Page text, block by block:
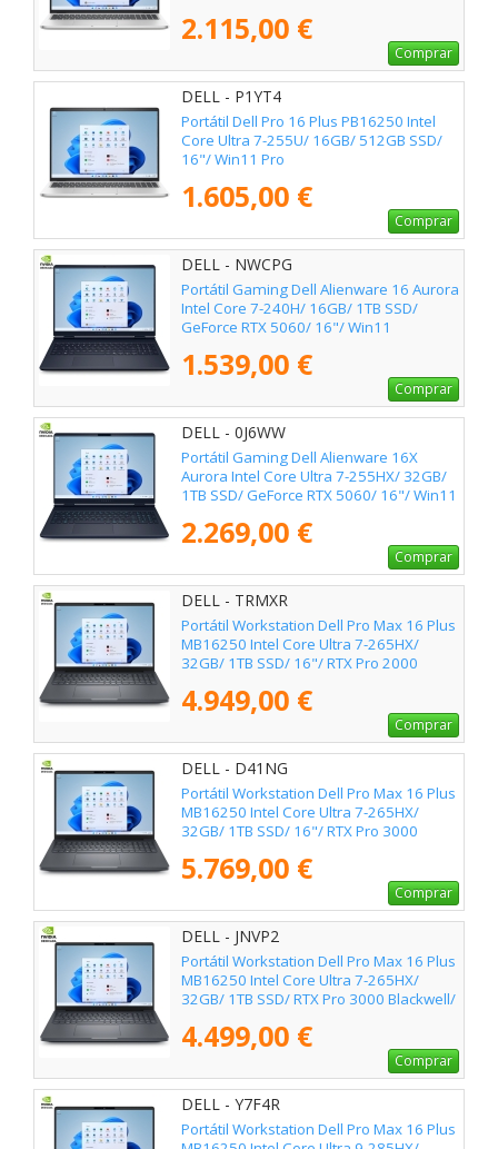
2.115,00 €
Comprar
DELL - P1YT4
Portátil Dell Pro 16 Plus PB16250 Intel
Core Ultra 7-255U/ 16GB/ 512GB SSD/
16"/ Win11 Pro
1.605,00 €
Comprar
DELL - NWCPG
Portátil Gaming Dell Alienware 16 Aurora
Intel Core 7-240H/ 16GB/ 1TB SSD/
GeForce RTX 5060/ 16"/ Win11
1.539,00 €
Comprar
DELL - 0J6WW
Portátil Gaming Dell Alienware 16X
Aurora Intel Core Ultra 7-255HX/ 32GB/
1TB SSD/ GeForce RTX 5060/ 16"/ Win11
2.269,00 €
Comprar
DELL - TRMXR
Portátil Workstation Dell Pro Max 16 Plus
MB16250 Intel Core Ultra 7-265HX/
32GB/ 1TB SSD/ 16"/ RTX Pro 2000
4.949,00 €
Comprar
DELL - D41NG
Portátil Workstation Dell Pro Max 16 Plus
MB16250 Intel Core Ultra 7-265HX/
32GB/ 1TB SSD/ 16"/ RTX Pro 3000
5.769,00 €
Comprar
DELL - JNVP2
Portátil Workstation Dell Pro Max 16 Plus
MB16250 Intel Core Ultra 7-265HX/
32GB/ 1TB SSD/ RTX Pro 3000 Blackwell/
4.499,00 €
Comprar
DELL - Y7F4R
Portátil Workstation Dell Pro Max 16 Plus